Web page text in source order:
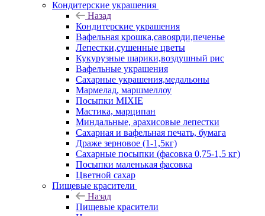
Кондитерские украшения
Назад
Кондитерские украшения
Вафельная крошка,савоярди,печенье
Лепестки,сушенные цветы
Кукурузные шарики,воздушный рис
Вафельные украшения
Сахарные украшения,медальоны
Мармелад, маршмеллоу
Посыпки MIXIE
Мастика, марципан
Миндальные, арахисовые лепестки
Сахарная и вафельная печать, бумага
Драже зерновое (1-1,5кг)
Сахарные посыпки (фасовка 0,75-1,5 кг)
Посыпки маленькая фасовка
Цветной сахар
Пищевые красители
Назад
Пищевые красители